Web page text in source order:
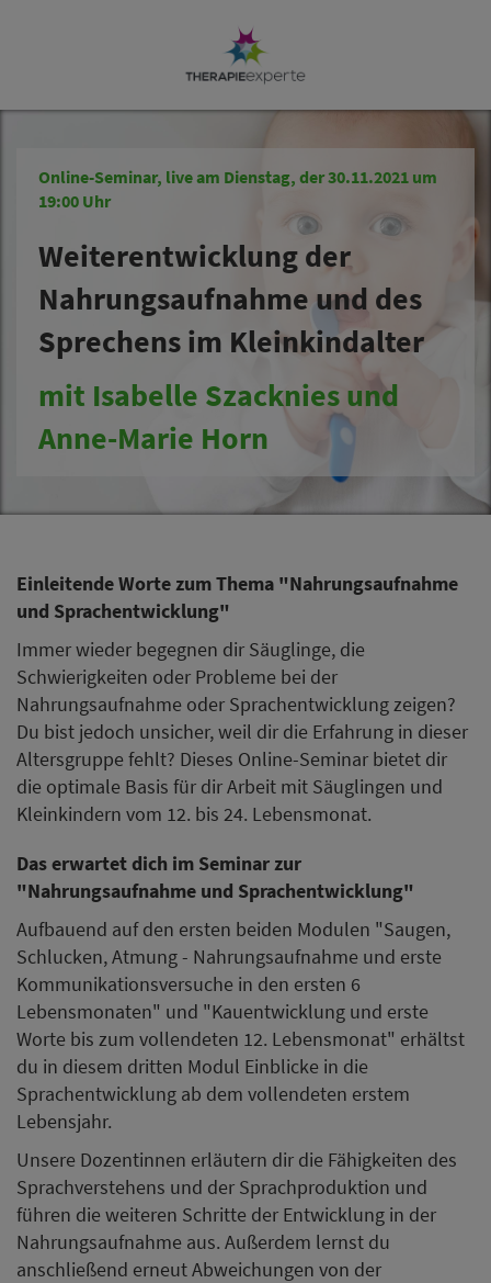
Online-Seminar, live am Dienstag, der 30.11.2021 um
19:00 Uhr
Weiterentwicklung der
Nahrungsaufnahme und des
Sprechens im Kleinkindalter
mit Isabelle Szacknies und
Anne-Marie Horn
Einleitende Worte zum Thema "Nahrungsaufnahme
und Sprachentwicklung"
Immer wieder begegnen dir Säuglinge, die
Schwierigkeiten oder Probleme bei der
Nahrungsaufnahme oder Sprachentwicklung zeigen?
Du bist jedoch unsicher, weil dir die Erfahrung in dieser
Altersgruppe fehlt? Dieses Online-Seminar bietet dir
die optimale Basis für dir Arbeit mit Säuglingen und
Kleinkindern vom 12. bis 24. Lebensmonat.
Das erwartet dich im Seminar zur
"Nahrungsaufnahme und Sprachentwicklung"
Aufbauend auf den ersten beiden Modulen "Saugen,
Schlucken, Atmung - Nahrungsaufnahme und erste
Kommunikationsversuche in den ersten 6
Lebensmonaten" und "Kauentwicklung und erste
Worte bis zum vollendeten 12. Lebensmonat" erhältst
du in diesem dritten Modul Einblicke in die
Sprachentwicklung ab dem vollendeten erstem
Lebensjahr.
Unsere Dozentinnen erläutern dir die Fähigkeiten des
Sprachverstehens und der Sprachproduktion und
führen die weiteren Schritte der Entwicklung in der
Nahrungsaufnahme aus. Außerdem lernst du
anschließend erneut Abweichungen von der